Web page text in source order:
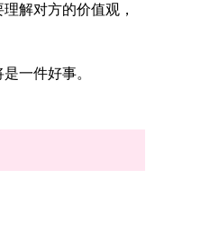
解对方的价值观，
一件好事。